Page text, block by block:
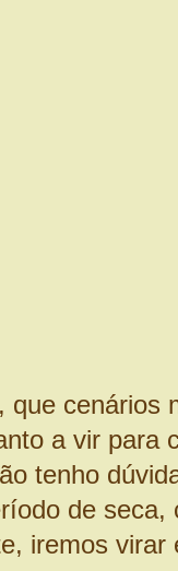
que cenários
a vir para
tenho
de seca,
iremos